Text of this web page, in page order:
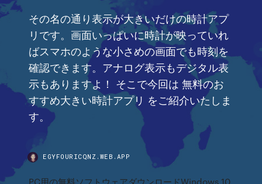
その名の通り表示が大きいだけの時計アプ
リです。画面いっぱいに時計が映っていれ
ばスマホのような小さめの画面でも時刻を
確認できます。アナログ表示もデジタル表
示もありますよ！ そこで今回は 無料のお
すすめ大きい時計アプリ をご紹介いたしま
す。
EGYFOURICQNZ.WEB.APP
PC用の無料ソフトウェアダウンロードWindows 10